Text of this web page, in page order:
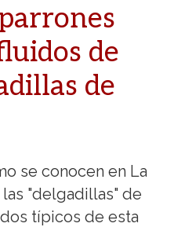
de
de
se conocen en La
las "delgadillas" de
típicos de esta